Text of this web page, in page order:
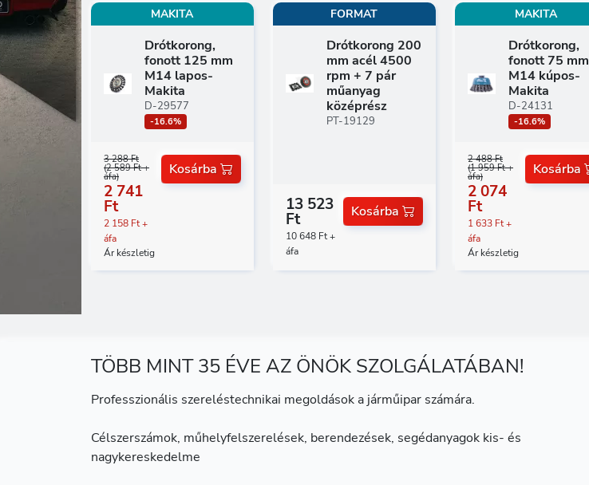
MAKITA
Drótkorong,
fonott 125 mm
M14 lapos-
Makita
D-29577
-16.6%
3 288 Ft
(2 589 Ft +
áfa)
2 741
Ft
2 158 Ft +
áfa
Ár készletig
Kosárba
FORMAT
Drótkorong 200
mm acél 4500
rpm + 7 pár
műanyag
középrész
PT-19129
13 523
Ft
10 648 Ft +
áfa
Kosárba
MAKITA
Drótkorong,
fonott 75 mm
M14 kúpos-
Makita
D-24131
-16.6%
2 488 Ft
(1 959 Ft +
áfa)
2 074
Ft
1 633 Ft +
áfa
Ár készletig
Kosárba
TÖBB MINT 35 ÉVE AZ ÖNÖK SZOLGÁLATÁBAN!
Professzionális szereléstechnikai megoldások a járműipar számára.
Célszerszámok, műhelyfelszerelések, berendezések, segédanyagok kis- és
nagykereskedelme